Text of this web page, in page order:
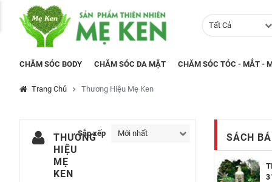
Tất Cả
CHĂM SÓC BODY CHĂM SÓC DA MẶT CHĂM SÓC TÓC - MẮT -
Trang Chủ Thương Hiệu Mẹ Ken
SÁCH
THƯƠNG
HIỆU
MẸ
KEN
Sắp xếp Mới nhất